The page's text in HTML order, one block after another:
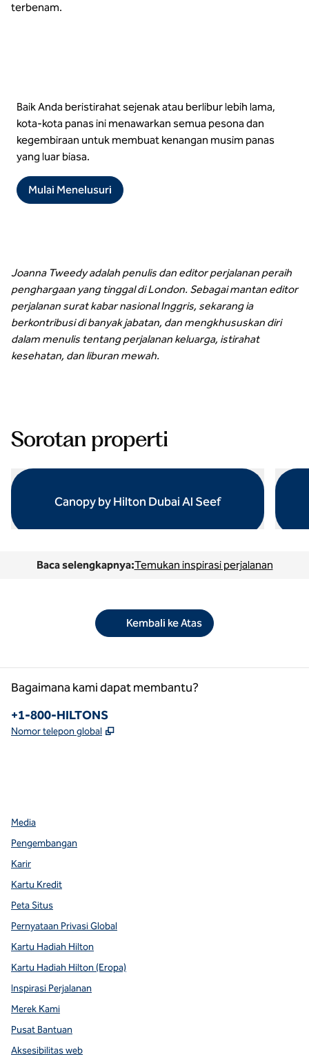
terbenam.
Baik Anda beristirahat sejenak atau berlibur lebih lama,
kota-kota panas ini menawarkan semua pesona dan
kegembiraan untuk membuat kenangan musim panas
yang luar biasa.
Mulai Menelusuri
Joanna Tweedy adalah penulis dan editor perjalanan peraih
penghargaan yang tinggal di London. Sebagai mantan editor
perjalanan surat kabar nasional Inggris, sekarang ia
berkontribusi di banyak jabatan, dan mengkhususkan diri
dalam menulis tentang perjalanan keluarga, istirahat
kesehatan, dan liburan mewah.
Sorotan properti
Canopy by Hilton Dubai Al Seef
Baca selengkapnya:Temukan inspirasi perjalanan
Kembali ke Atas
Bagaimana kami dapat membantu?
Telepon:
+1-800-HILTONS
Nomor telepon global ,
Media
Pengembangan
Karir
Kartu Kredit
Peta Situs
Pernyataan Privasi Global
Kartu Hadiah Hilton
Kartu Hadiah Hilton (Eropa)
Inspirasi Perjalanan
Merek Kami
Pusat Bantuan
Aksesibilitas web